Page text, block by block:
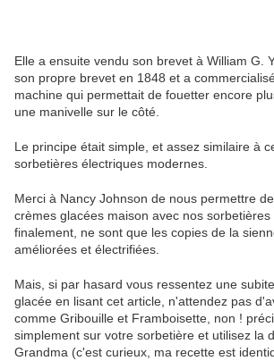
Elle a ensuite vendu son brevet à William G.
son propre brevet en 1848 et a
machine qui permettait de fouetter encore
une manivelle sur le côté.
Le principe était simple, et assez similaire à
sorbetières électriques modernes.
Merci à Nancy Johnson de nous permettre
crèmes glacées maison avec nos sorbetières
finalement, ne sont que les copies de la
améliorées et électrifiées.
Mais, si par hasard vous ressentez une
glacée en lisant cet article, n'attendez pas
comme Gribouille et Framboisette, non !
simplement sur votre sorbetière et utilisez la
Grandma (c'est curieux, ma recette est